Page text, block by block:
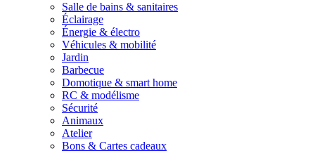
Salle de bains & sanitaires
Éclairage
Énergie & électro
Véhicules & mobilité
Jardin
Barbecue
Domotique & smart home
RC & modélisme
Sécurité
Animaux
Atelier
Bons & Cartes cadeaux